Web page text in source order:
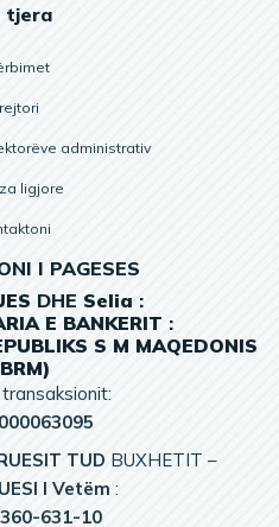
tjera
administrativ
ligjore
I PAGESES
DHE Selia :
E BANKERIT :
S M MAQEDONIS
TUD BUXHETIT –
I Vetëm :
631-10